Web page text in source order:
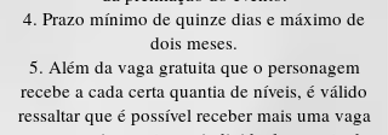
Prazo mínimo de quinze dias e máximo de
dois meses.
Além da vaga gratuita que o personagem
recebe a cada certa quantia de níveis, é válido
ressaltar que é possível receber mais uma vaga